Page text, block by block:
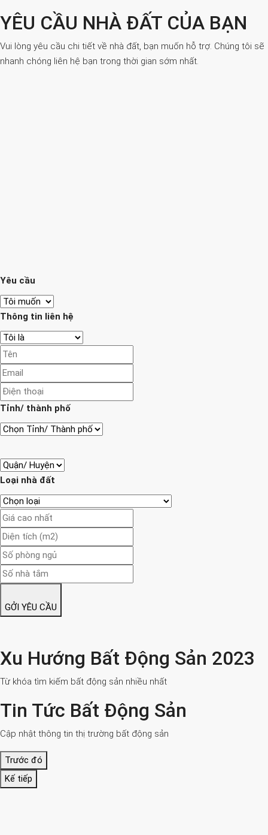
YÊU CẦU NHÀ ĐẤT CỦA BẠN
Vui lòng yêu cầu chi tiết về nhà đất, bạn muốn hỗ trợ. Chúng tôi sẽ
nhanh chóng liên hệ bạn trong thời gian sớm nhất.
Yêu cầu
Thông tin liên hệ
Tỉnh/ thành phố
Loại nhà đất
GỞI YÊU CẦU
Xu Hướng Bất Động Sản 2023
Từ khóa tìm kiếm bất động sản nhiều nhất
Tin Tức Bất Động Sản
Cập nhật thông tin thị trường bất động sản
Trước đó
Kế tiếp